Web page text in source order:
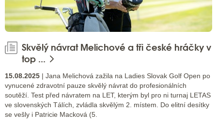
Skvělý návrat Melichové a tři české hráčky v
top ...
15.08.2025 | Jana Melichová zažila na Ladies Slovak Golf Open po
vynucené zdravotní pauze skvělý návrat do profesionálních
soutěží. Test před návratem na LET, kterým byl pro ni turnaj LETAS
ve slovenských Tálích, zvládla skvělým 2. místem. Do elitní desítky
se vešly i Patricie Macková (5.